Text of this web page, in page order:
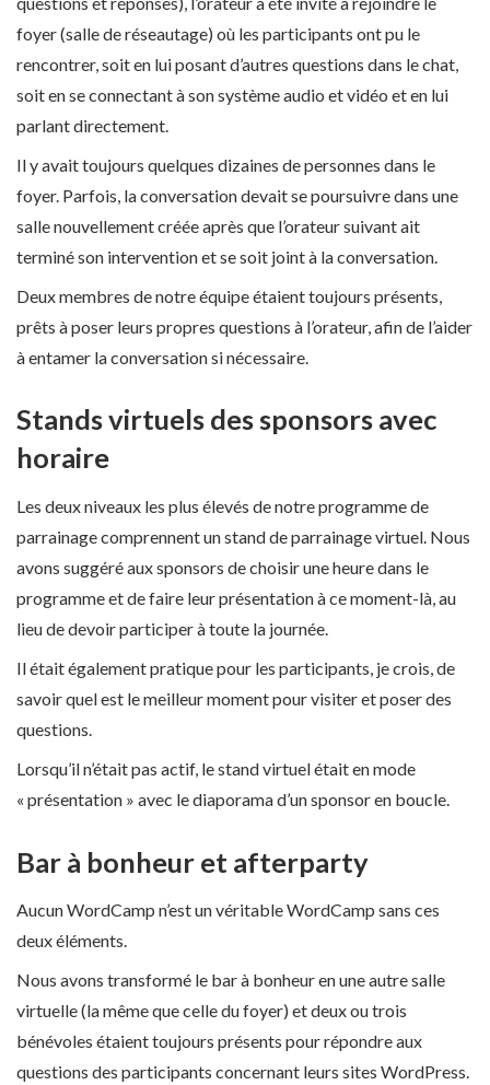
foyer (salle de réseautage) où les participants ont pu le
rencontrer, soit en lui posant d’autres questions dans le chat,
soit en se connectant à son système audio et vidéo et en lui
parlant directement.
Il y avait toujours quelques dizaines de personnes dans le
foyer. Parfois, la conversation devait se poursuivre dans une
salle nouvellement créée après que l’orateur suivant ait
terminé son intervention et se soit joint à la conversation.
Deux membres de notre équipe étaient toujours présents,
prêts à poser leurs propres questions à l’orateur, afin de l’aider
à entamer la conversation si nécessaire.
Stands virtuels des sponsors avec
horaire
Les deux niveaux les plus élevés de notre programme de
parrainage comprennent un stand de parrainage virtuel. Nous
avons suggéré aux sponsors de choisir une heure dans le
programme et de faire leur présentation à ce moment-là, au
lieu de devoir participer à toute la journée.
Il était également pratique pour les participants, je crois, de
savoir quel est le meilleur moment pour visiter et poser des
questions.
Lorsqu’il n’était pas actif, le stand virtuel était en mode
« présentation » avec le diaporama d’un sponsor en boucle.
Bar à bonheur et afterparty
Aucun WordCamp n’est un véritable WordCamp sans ces
deux éléments.
Nous avons transformé le bar à bonheur en une autre salle
virtuelle (la même que celle du foyer) et deux ou trois
bénévoles étaient toujours présents pour répondre aux
questions des participants concernant leurs sites WordPress.